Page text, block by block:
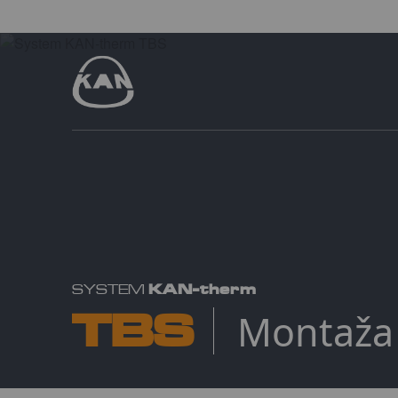
SYSTEM KAN-therm
TBS Montaža